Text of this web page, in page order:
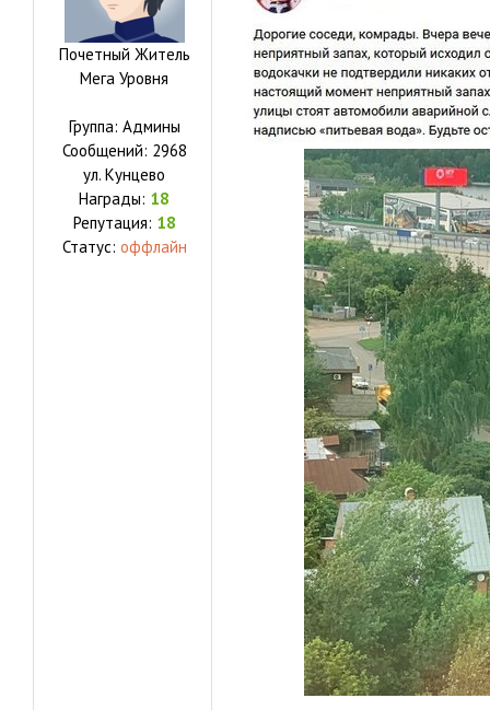
Почетный Житель
Мега Уровня
Группа: Админы
Сообщений: 2968
ул. Кунцево
Награды: 18
Репутация: 18
Статус: оффлайн